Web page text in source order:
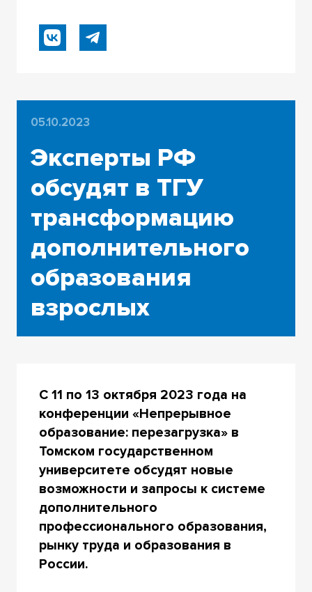
05.10.2023
Эксперты РФ
обсудят в ТГУ
трансформацию
дополнительного
образования
взрослых
С 11 по 13 октября 2023 года на
конференции «Непрерывное
образование: перезагрузка» в
Томском государственном
университете обсудят новые
возможности и запросы к системе
дополнительного
профессионального образования,
рынку труда и образования в
России.